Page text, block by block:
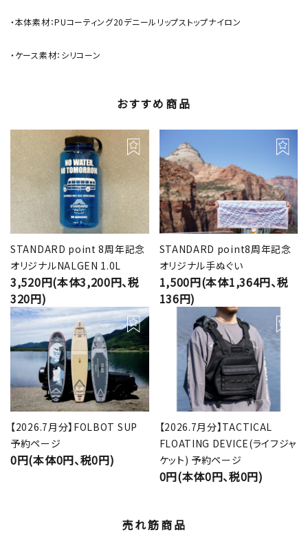
・本体素材：PUコーティング20デニールリップストップナイロン
・ケース素材：シリコーン
おすすめ商品
STANDARD point 8周年記念
オリジナルNALGEN 1.0L
3,520円(本体3,200円、税
320円)
STANDARD point8周年記念
オリジナル手ぬぐい
1,500円(本体1,364円、税
136円)
【2026.7月分】FOLBOT SUP
予約ページ
0円(本体0円、税0円)
【2026.7月分】TACTICAL
FLOATING DEVICE(ライフジャ
ケット) 予約ページ
0円(本体0円、税0円)
売れ筋商品